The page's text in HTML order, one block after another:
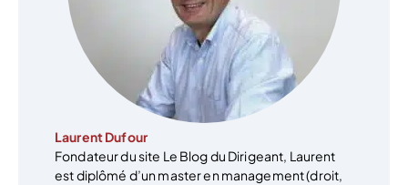
Laurent Dufour
Fondateur du site Le Blog du Dirigeant, Laurent
est diplômé d’un master en management (droit,